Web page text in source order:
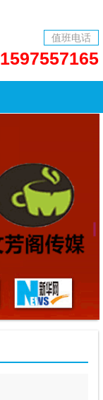
值班电话
1597557165